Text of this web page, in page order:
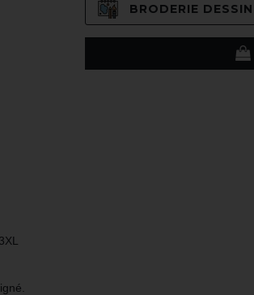
BRODERIE DESSIN